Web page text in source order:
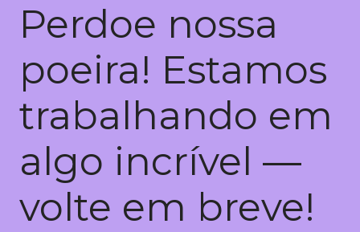
Perdoe nossa
poeira! Estamos
trabalhando em
algo incrível —
volte em breve!